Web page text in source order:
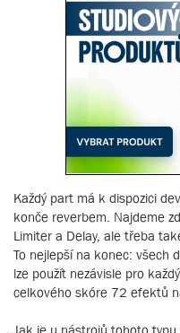
Každý part má k dispozici
konče reverbem. Najdeme
Limiter a Delay, ale třeba
To nejlepší na konec: všech
lze použít nezávisle pro
celkového skóre 72 efektů